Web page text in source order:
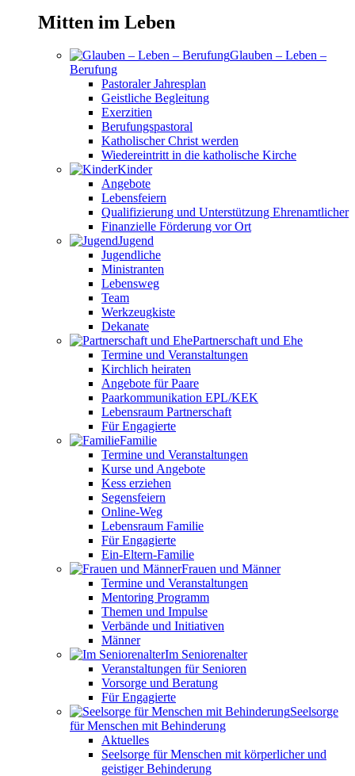
Mitten im Leben
Glauben – Leben –
Berufung
Pastoraler Jahresplan
Geistliche Begleitung
Exerzitien
Berufungspastoral
Katholischer Christ werden
Wiedereintritt in die katholische Kirche
Kinder
Angebote
Lebensfeiern
Qualifizierung und Unterstützung Ehrenamtlicher
Finanzielle Förderung vor Ort
Jugend
Jugendliche
Ministranten
Lebensweg
Team
Werkzeugkiste
Dekanate
Partnerschaft und Ehe
Termine und Veranstaltungen
Kirchlich heiraten
Angebote für Paare
Paarkommunikation EPL/KEK
Lebensraum Partnerschaft
Für Engagierte
Familie
Termine und Veranstaltungen
Kurse und Angebote
Kess erziehen
Segensfeiern
Online-Weg
Lebensraum Familie
Für Engagierte
Ein-Eltern-Familie
Frauen und Männer
Termine und Veranstaltungen
Mentoring Programm
Themen und Impulse
Verbände und Initiativen
Männer
Im Seniorenalter
Veranstaltungen für Senioren
Vorsorge und Beratung
Für Engagierte
Seelsorge
für Menschen mit Behinderung
Aktuelles
Seelsorge für Menschen mit körperlicher und
geistiger Behinderung